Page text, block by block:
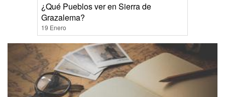
¿Qué Pueblos ver en Sierra de
Grazalema?
19 Enero